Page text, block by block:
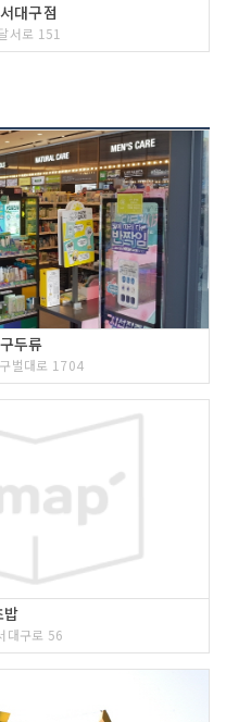
대구점
서로 151
두류
벌대로 1704
밥
대구로 56